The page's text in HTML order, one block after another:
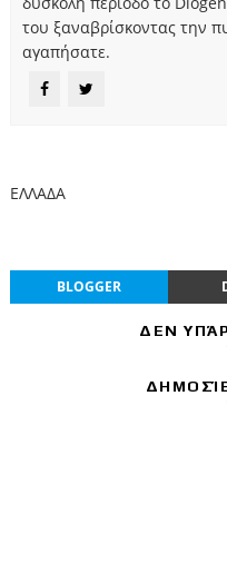
του ξαναβρίσκοντας την
αγαπήσατε.
ΕΛΛΑΔΑ
BLOGGER
ΔΕΝ